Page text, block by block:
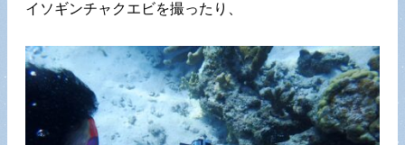
イソギンチャクエビを撮ったり、